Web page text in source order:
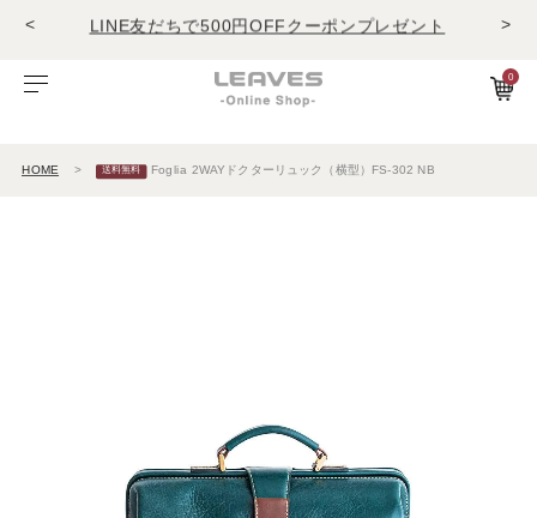
<
LINE友だちで500円OFFクーポンプレゼント
商品レビュー投稿でキーホルダープレゼント
LINE友だちで500円OFFクーポンプレゼント
商品レビュー投稿でキーホルダープレゼント
>
0
HOME Foglia 2WAYドクターリュック（横型）FS-302 NB
ビジネスバッグ
コンパクト財布
エルバマットレザー
オイルヌバックレザー
キーホルダー
サービスについて
お知らせ
Foglia工房の革紹介。Vol.1
Foglia工房の革紹介。Vol.2
レザー2